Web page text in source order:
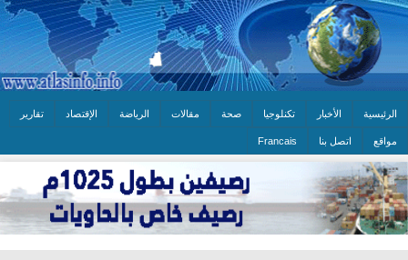
الرئيسية الأخبار تكنلوجيا صحة مقالات الرياضة الإقتصاد تقارير
مواقع اتصل بنا Francais